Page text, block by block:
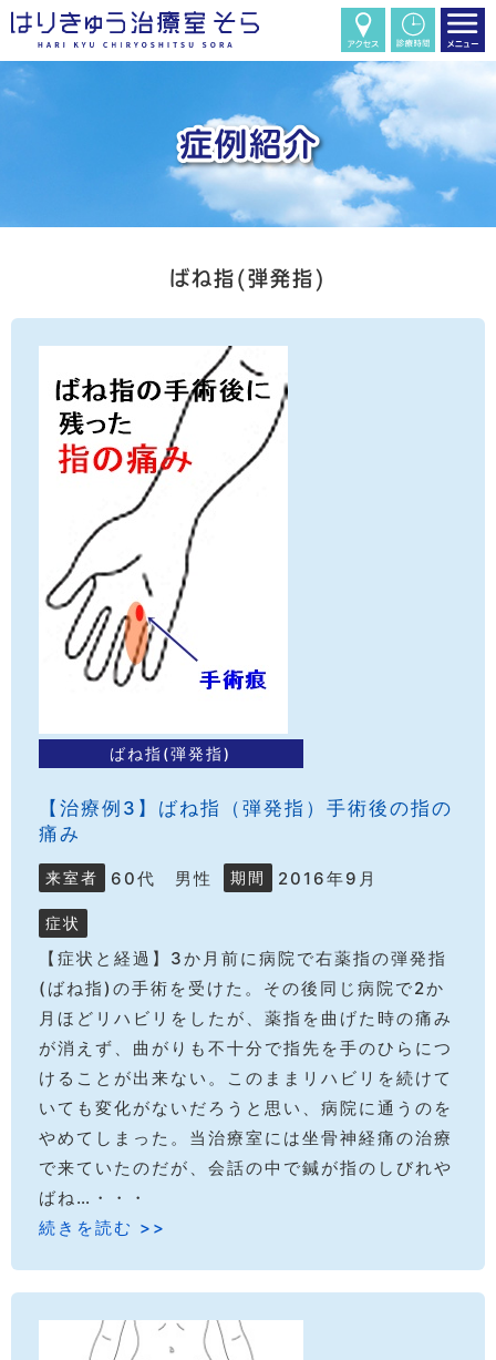
ばね指(弾発指)
ばね指(弾発指)
【治療例3】ばね指（弾発指）手術後の指の
痛み
来室者 60代 男性 期間 2016年9月
症状
【症状と経過】3か月前に病院で右薬指の弾発指
(ばね指)の手術を受けた。その後同じ病院で2か
月ほどリハビリをしたが、薬指を曲げた時の痛み
が消えず、曲がりも不十分で指先を手のひらにつ
けることが出来ない。このままリハビリを続けて
いても変化がないだろうと思い、病院に通うのを
やめてしまった。当治療室には坐骨神経痛の治療
で来ていたのだが、会話の中で鍼が指のしびれや
ばね…・・・
続きを読む >>